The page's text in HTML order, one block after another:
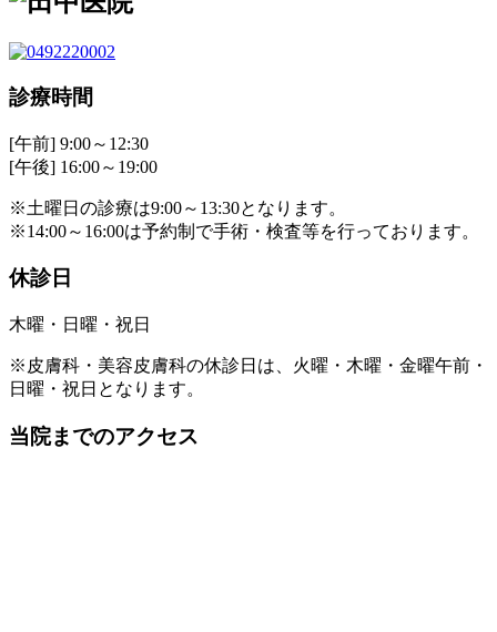
診療時間
[午前] 9:00～12:30
[午後] 16:00～19:00
※土曜日の診療は9:00～13:30となります。
※14:00～16:00は予約制で手術・検査等を行っております。
休診日
木曜・日曜・祝日
※皮膚科・美容皮膚科の休診日は、火曜・木曜・金曜午前・
日曜・祝日となります。
当院までのアクセス